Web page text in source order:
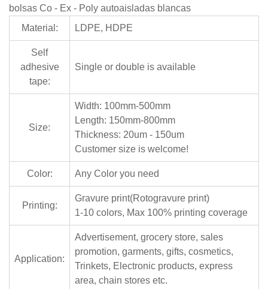
bolsas Co - Ex - Poly autoaisladas blancas
Material:
LDPE, HDPE
Self
adhesive
tape:
Single or double is available
Size:
Width: 100mm-500mm
Length: 150mm-800mm
Thickness: 20um - 150um
Customer size is welcome!
Color: Any Color you need
Printing:
Gravure print(Rotogravure print)
1-10 colors, Max 100% printing coverage
Application:
Advertisement, grocery store, sales
promotion, garments, gifts, cosmetics,
Trinkets, Electronic products, express
area, chain stores etc.